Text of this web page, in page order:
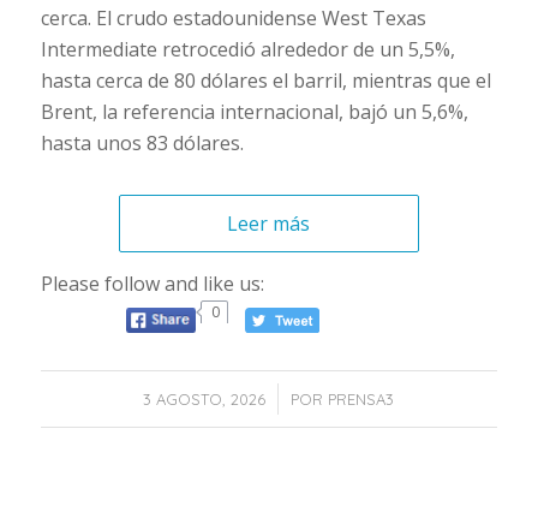
cerca. El crudo estadounidense West Texas
Intermediate retrocedió alrededor de un 5,5%,
hasta cerca de 80 dólares el barril, mientras que el
Brent, la referencia internacional, bajó un 5,6%,
hasta unos 83 dólares.
Leer más
Please follow and like us:
0
3 AGOSTO, 2026
/ POR PRENSA3